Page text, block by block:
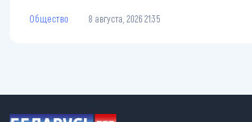
Общество 8 августа, 2026 21:35